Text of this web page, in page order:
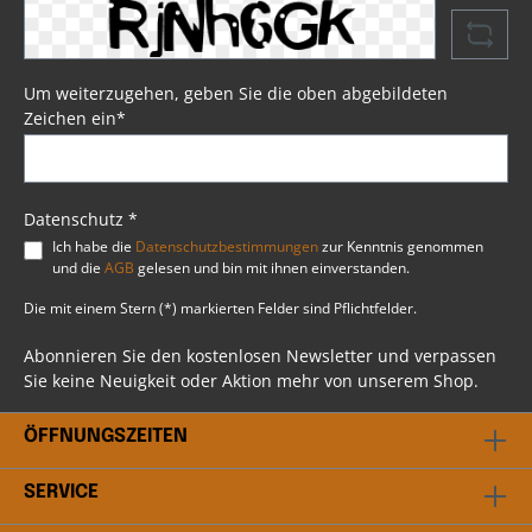
enthalten sind vier Lederriemen, die das
Anbringen der Schwingentasche am Heck Ihrer
Harley® problemlos ermöglichen. Die Tasche ist
zusätzlich durch Kunststoff und
Verstärkungsschaum gegen Verformungen bei
längerem Gebrauch geschützt. Somit ist
Favorit, ausgewählt durch unsere Profis bei BSB
nicht mit uns in Kontakt zu treten. Unser
professionelles Team steht dir gerne beratend
bei allen Fragen rund ums Thema Harley
Davidson® zur Verfügung.
Um weiterzugehen, geben Sie die oben abgebildeten
Zeichen ein*
Datenschutz *
Ich habe die Datenschutzbestimmungenzur Kenntnis genommen
und die AGB gelesen und bin mit ihnen einverstanden.
Die mit einem Stern (*) markierten Felder sind Pflichtfelder.
Abonnieren Sie den kostenlosen Newsletter und verpassen
Sie keine Neuigkeit oder Aktion mehr von unserem Shop.
ÖFFNUNGSZEITEN
SERVICE